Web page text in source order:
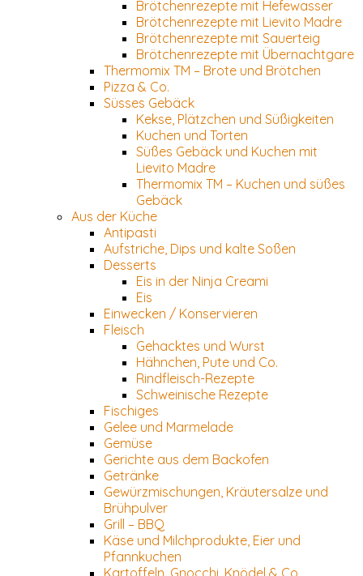
Brötchenrezepte mit Hefewasser
Brötchenrezepte mit Lievito Madre
Brötchenrezepte mit Sauerteig
Brötchenrezepte mit Übernachtgare
Thermomix TM – Brote und Brötchen
Pizza & Co.
Süsses Gebäck
Kekse, Plätzchen und Süßigkeiten
Kuchen und Torten
Süßes Gebäck und Kuchen mit
Lievito Madre
Thermomix TM – Kuchen und süßes
Gebäck
Aus der Küche
Antipasti
Aufstriche, Dips und kalte Soßen
Desserts
Eis in der Ninja Creami
Eis
Einwecken / Konservieren
Fleisch
Gehacktes und Wurst
Hähnchen, Pute und Co.
Rindfleisch-Rezepte
Schweinische Rezepte
Fischiges
Gelee und Marmelade
Gemüse
Gerichte aus dem Backofen
Getränke
Gewürzmischungen, Kräutersalze und
Brühpulver
Grill – BBQ
Käse und Milchprodukte, Eier und
Pfannkuchen
Kartoffeln, Gnocchi, Knödel & Co.